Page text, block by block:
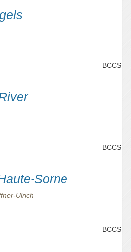
BCCS
Sorne
Ulrich
BCCS
BCCS